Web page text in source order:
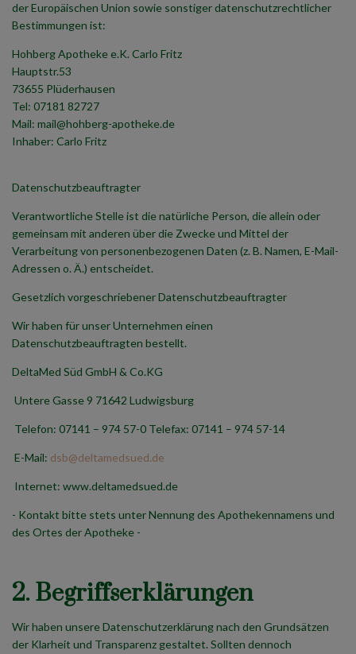
der Europäischen Union sowie sonstiger datenschutzrechtlicher
Bestimmungen ist:
Hohberg Apotheke e.K. Carlo Fritz
Hauptstr.53
73655 Plüderhausen
Tel: 07181 82727
Mail: mail@hohberg-apotheke.de
Inhaber: Carlo Fritz
Datenschutzbeauftragter
Verantwortliche Stelle ist die natürliche Person, die allein oder
gemeinsam mit anderen über die Zwecke und Mittel der
Verarbeitung von personenbezogenen Daten (z. B. Namen, E-Mail-
Adressen o. Ä.) entscheidet.
Gesetzlich vorgeschriebener Datenschutzbeauftragter
Wir haben für unser Unternehmen einen
Datenschutzbeauftragten bestellt.
DeltaMed Süd GmbH & Co.KG
Untere Gasse 9 71642 Ludwigsburg
Telefon: 07141 – 974 57-0 Telefax: 07141 – 974 57-14
E-Mail: dsb@deltamedsued.de
Internet: www.deltamedsued.de
- Kontakt bitte stets unter Nennung des Apothekennamens und
des Ortes der Apotheke -
2. Begriffserklärungen
Wir haben unsere Datenschutzerklärung nach den Grundsätzen
der Klarheit und Transparenz gestaltet. Sollten dennoch